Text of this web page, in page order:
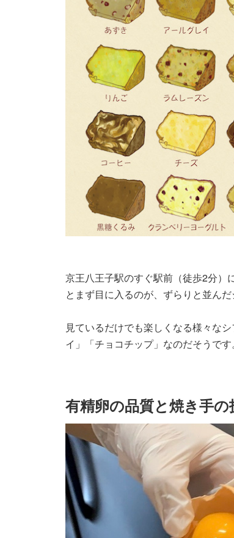
京王八王子駅のすぐ駅前（徒歩2分）
とまず目に入るのが、ずらりと並ん
見ているだけでも楽しくなる様々な
イ」「チョコチップ」なのだそうです。
有精卵の品質と焼き手